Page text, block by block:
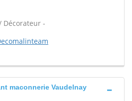
-
maconnerie Vaudelnay